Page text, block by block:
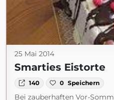
25 Mai 2014
Smarties Eistorte
140 0 Speichern
Bei zauberhaften Vor-